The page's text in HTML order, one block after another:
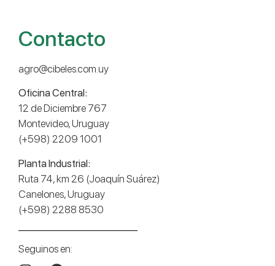
Contacto
agro@cibeles.com.uy
Oficina Central:
12 de Diciembre 767
Montevideo, Uruguay
(+598) 2209 1001
Planta Industrial:
Ruta 74, km 26 (Joaquín Suárez)
Canelones, Uruguay
(+598) 2288 8530
Seguinos en: